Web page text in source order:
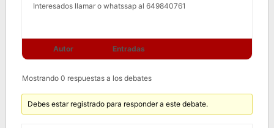
Interesados llamar o whatssap al 649840761
Autor Entradas
Mostrando 0 respuestas a los debates
Debes estar registrado para responder a este debate.